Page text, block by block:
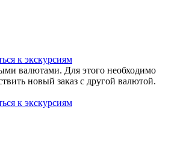
к экскурсиям
валютами. Для этого необходимо
новый заказ с другой валютой.
к экскурсиям